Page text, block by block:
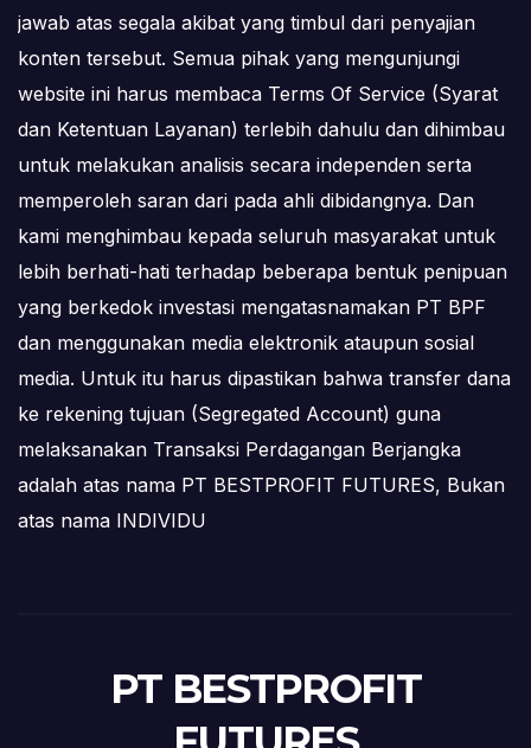
jawab atas segala akibat yang timbul dari penyajian
konten tersebut. Semua pihak yang mengunjungi
website ini harus membaca Terms Of Service (Syarat
dan Ketentuan Layanan) terlebih dahulu dan dihimbau
untuk melakukan analisis secara independen serta
memperoleh saran dari pada ahli dibidangnya. Dan
kami menghimbau kepada seluruh masyarakat untuk
lebih berhati-hati terhadap beberapa bentuk penipuan
yang berkedok investasi mengatasnamakan PT BPF
dan menggunakan media elektronik ataupun sosial
media. Untuk itu harus dipastikan bahwa transfer dana
ke rekening tujuan (Segregated Account) guna
melaksanakan Transaksi Perdagangan Berjangka
adalah atas nama PT BESTPROFIT FUTURES, Bukan
atas nama INDIVIDU
PT BESTPROFIT